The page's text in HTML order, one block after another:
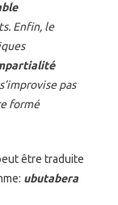
Enfin, le
pas
formé
être traduite
ubutabera